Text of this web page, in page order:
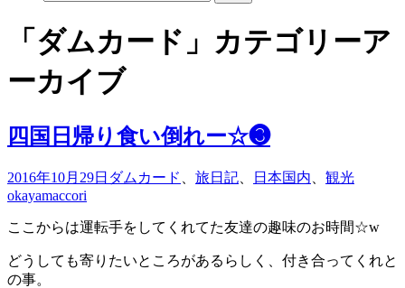
「ダムカード」カテゴリーア
ーカイブ
四国日帰り食い倒れー☆❸
2016年10月29日 ダムカード 旅日記 日本国内
観光
okayamaccori
ここからは運転手をしてくれてた友達の趣味のお時間☆w
どうしても寄りたいところがあるらしく、付き合ってくれと
の事。